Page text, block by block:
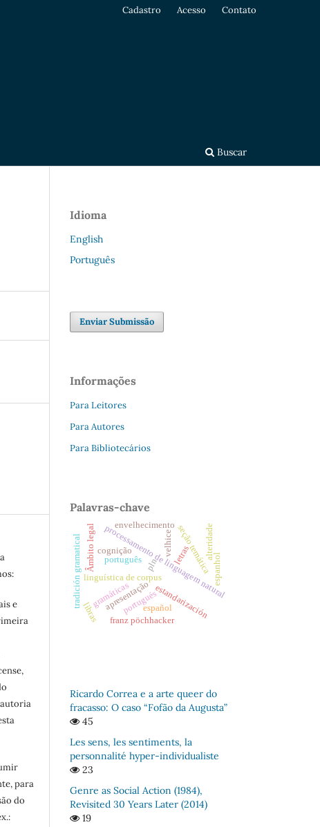
Buscar
Cadastro Acesso Contato
e
para
do
Idioma
English
Português
Enviar Submissão
Informações
Para Leitores
Para Autores
Para Bibliotecários
Palavras-chave
linguística de corpus
processamento de linguagem natural
letras
apresentação
seção temática
cognição
estandarización
gramáticas
tradición gramatical portuguésespañol
português espanhol
Âmbito legal
franz pöchhacker
libras
pln
envelhecimento
velhice alteridade
Ricardo Correa e a arte queer do
fracasso: O caso “Fofão da Augusta”
45
Les sens, les sentiments, la
personnalité hyper-individualiste
23
Genre as Social Action (1984),
Revisited 30 Years Later (2014)
19